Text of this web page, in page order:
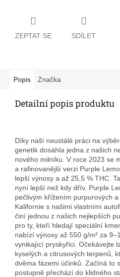
ZEPTAT SE SDÍLET
Popis Značka
Detailní popis produktu
Díky naší neustálé práci na
genetik dosáhla jedna z našich
nového milníku. V roce 2023 se
a rafinovanější verzi Purple
lepší výnosy a až 25,5 % THC.
nyní lepší než kdy dřív. Purple
pečlivým křížením purpurových
Kalifornie s našimi vlastními
činí jednou z našich nejlepších
pro ty, kteří hledají speciální
nabízí výnosy až 550 g/m² za
vynikající pryskyřici. Očekávejte
kyselých a citrusových terpenů,
dvěma fázemi účinků. Začíná to
postupně přechází do klidného